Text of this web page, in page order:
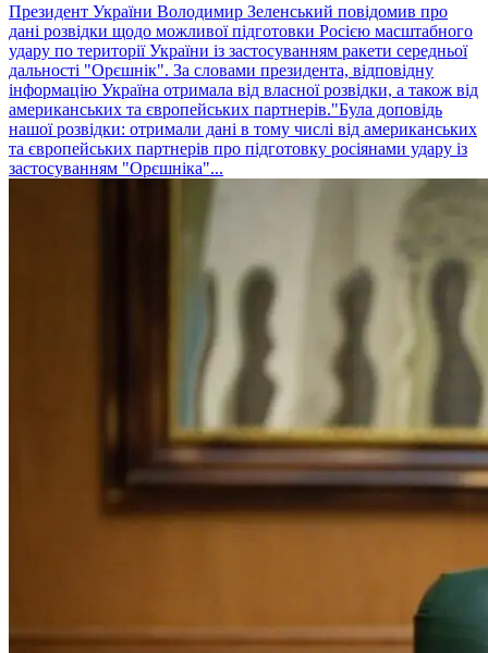
Президент України Володимир Зеленський повідомив про
дані розвідки щодо можливої підготовки Росією масштабного
удару по території України із застосуванням ракети середньої
дальності "Орєшнік". За словами президента, відповідну
інформацію Україна отримала від власної розвідки, а також від
американських та європейських партнерів."Була доповідь
нашої розвідки: отримали дані в тому числі від американських
та європейських партнерів про підготовку росіянами удару із
застосуванням "Орєшніка"...